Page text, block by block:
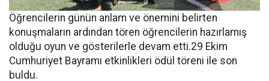
Öğrencilerin günün anlam ve önemini belirten
konuşmaların ardından tören öğrencilerin hazırlamış
olduğu oyun ve gösterilerle devam etti.29 Ekim
Cumhuriyet Bayramı etkinlikleri ödül töreni ile son
buldu.